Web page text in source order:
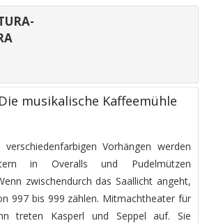
Die musikalische Kaffeemühle
Vorhängen werden
in Overalls und Pudelmützen
zwischendurch das Saallicht angeht,
997 bis 999 zählen. Mitmachtheater für
treten Kasperl und Seppel auf. Sie